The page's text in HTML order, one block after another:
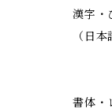
漢字・
（日
書体・